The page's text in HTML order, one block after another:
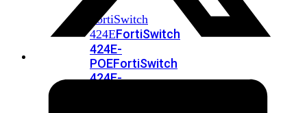
FortiSwitch
424EFortiSwitch
424E-
POEFortiSwitch
424E-